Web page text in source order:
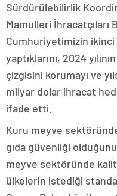
Sürdürülebilirlik
Mamulleri İhracatçıları
Cumhuriyetimizin ikinci
yaptıklarını, 2024
çizgisini korumayı ve
milyar dolar ihracat
ifade etti.
Kuru meyve
gıda güvenliği
meyve sektöründe
ülkelerin istediği